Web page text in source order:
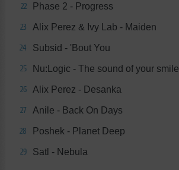
22 Phase 2 - Progress
23 Alix Perez & Ivy Lab - Maiden
24 Subsid - 'Bout You
25 Nu:Logic - The sound of your smile
26 Alix Perez - Desanka
27 Anile - Back On Days
28 Poshek - Planet Deep
29 Satl - Nebula